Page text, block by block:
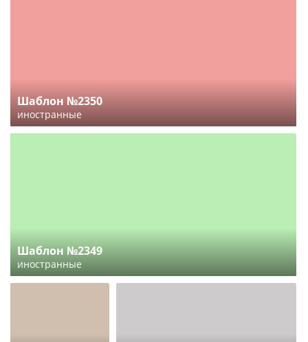
Шаблон №2350
иностранные
Шаблон №2349
иностранные